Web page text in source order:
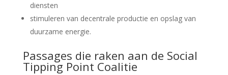
diensten
stimuleren van decentrale productie en opslag van
duurzame energie.
Passages die raken aan de Social
Tipping Point Coalitie